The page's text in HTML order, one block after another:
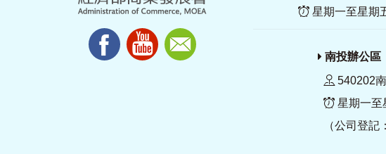
星期一至星期
南投辦公區
540202
星期一至
（公司登記